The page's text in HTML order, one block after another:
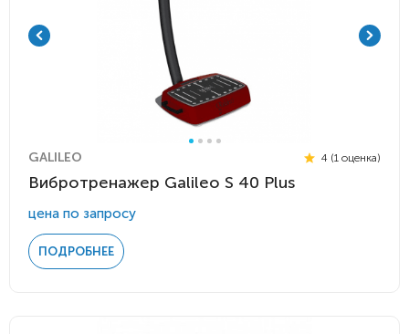
GALILEO 4 (1 оценка)
Вибротренажер Galileo S 40 Plus
цена по запросу
ПОДРОБНЕЕ